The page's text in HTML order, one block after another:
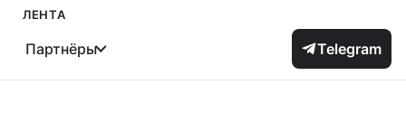
Лента
Партнёры Telegram